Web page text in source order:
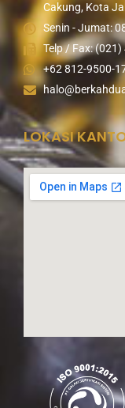
Cakung, Kota
Senin - Jumat:
Telp / Fax:
+62 812-9500-
LOKASI